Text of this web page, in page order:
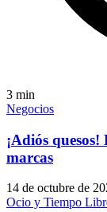
3 min
Negocios
¡Adiós
marcas
14 de octubre de
Ocio y Tiempo